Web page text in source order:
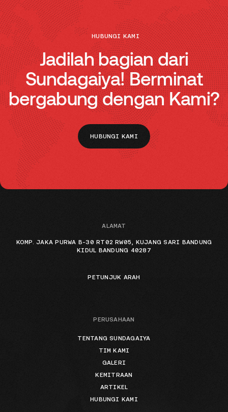
HUBUNGI KAMI
Jadilah bagian dari
Sundagaiya! Berminat
bergabung dengan Kami?
HUBUNGI KAMI
ALAMAT
KOMP. JAKA PURWA B-30 RT02 RW05, KUJANG SARI BANDUNG
KIDUL BANDUNG 40287
PETUNJUK ARAH
PERUSAHAAN
TENTANG SUNDAGAIYA
TIM KAMI
GALERI
KEMITRAAN
ARTIKEL
HUBUNGI KAMI